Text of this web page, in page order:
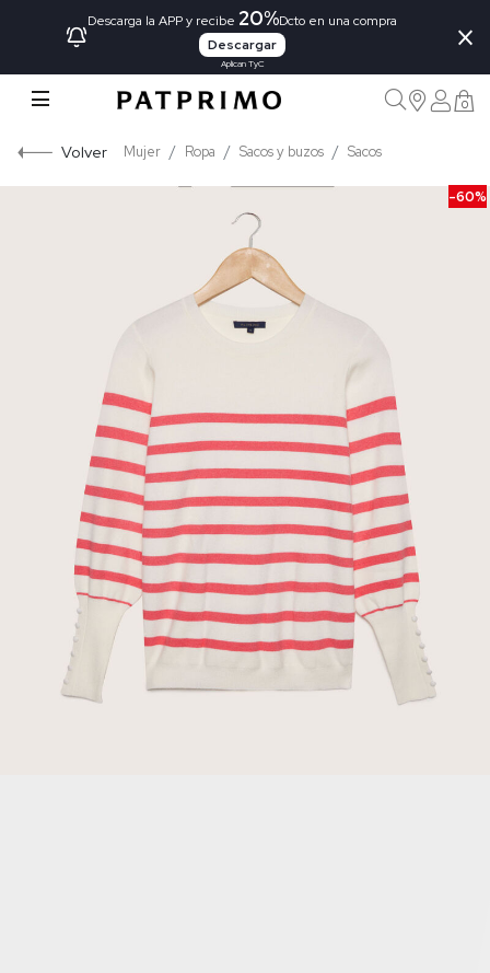
Descarga la APP y recibe 20%Dcto en una compra
Descargar
Aplican TyC
×
0
Volver Mujer Ropa Sacos y buzos Sacos
-60%